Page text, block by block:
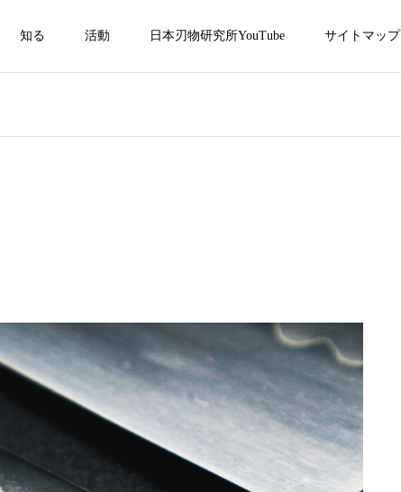
知る 活動 日本刃物研究所YouTube サイトマップ